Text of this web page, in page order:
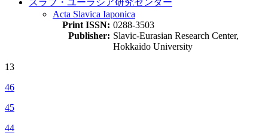
Acta Slavica Iaponica
Print ISSN: 0288-3503
Publisher: Slavic-Eurasian Research Center,
Hokkaido University
13
46
45
44